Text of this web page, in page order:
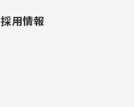
採用情報